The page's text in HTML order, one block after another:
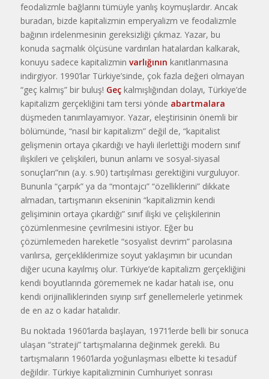
feodalizmle bağlarını tümüyle yanlış koymuşlardır. Ancak
buradan, bizde kapitalizmin emperyalizm ve feodalizmle
bağının irdelenmesinin gereksizliği çıkmaz. Yazar, bu
konuda saçmalık ölçüsüne vardırılan hatalardan kalkarak,
konuyu sadece kapitalizmin varlığının kanıtlanmasına
indirgiyor. 1990’lar Türkiye’sinde, çok fazla değeri olmayan
“geç kalmış” bir buluş! Geçkalmışlığından dolayı, Türkiye’de
kapitalizm gerçekliğini tam tersi yönde abartmalara
düşmeden tanımlayamıyor. Yazar, eleştirisinin önemli bir
bölümünde, “nasıl bir kapitalizm” değil de, “kapitalist
gelişmenin ortaya çıkardığı ve hayli ilerlettiği modern sınıf
ilişkileri ve çelişkileri, bunun anlamı ve sosyal-siyasal
sonuçları”nın (a.y. s.90) tartışılması gerektiğini vurguluyor.
Bununla “çarpık” ya da “montajcı” “özelliklerini” dikkate
almadan, tartışmanın ekseninin “kapitalizmin kendi
gelişiminin ortaya çıkardığı” sınıf ilişki ve çelişkilerinin
çözümlenmesine çevrilmesini istiyor. Eğer bu
çözümlemeden hareketle “sosyalist devrim” parolasına
varılırsa, gerçekliklerimize soyut yaklaşımın bir ucundan
diğer ucuna kayılmış olur. Türkiye’de kapitalizm gerçekliğini
kendi boyutlarında görememek ne kadar hatalı ise, onu
kendi orijinalliklerinden sıyırıp sırf genellemelerle yetinmek
de en az o kadar hatalıdır.
Bu noktada 1960’larda başlayan, 1971’lerde belli bir sonuca
ulaşan “strateji” tartışmalarına değinmek gerekli. Bu
tartışmaların 1960’larda yoğunlaşması elbette ki tesadüf
değildir. Türkiye kapitalizminin Cumhuriyet sonrası